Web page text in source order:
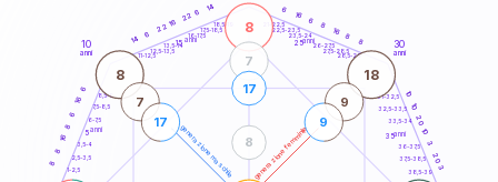
generazione maschile generazione femminile
10
anni
30
anni
1-2,5
2,5-3,5
3,5-4
6-7,5
7,5-8,5
8,5-9
11-12,5
12,5-13,5
13,5-14
16-17,5
17,5-18,5
18,5-19
21-22,5
22,5-23,5
23,5-24
26-27,5
27,5-28,5
28,5-29
31-32,5
32,5-33,5
33,5-34
36-37,5
37,5-38,5
38,5-39
8
8
16
8
6
16
6
14
6
22 16
22 6
14 6
16
6
8
16 8
8
10
10
20
10
3
20
3
8
8 18
7
17
8
7
17
9
9
5anni
15 anni 25anni
35anni